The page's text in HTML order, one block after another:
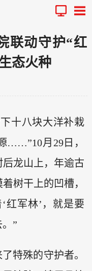
联动守护“红
态火种
十八块大洋补栽
……”10月29日，
龙山上，年逾古
树干上的凹槽，
红军林’，就是要
”
特殊的守护者。